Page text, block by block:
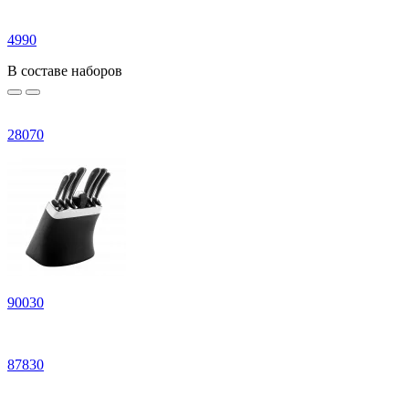
4990
В составе наборов
28070
90030
87830